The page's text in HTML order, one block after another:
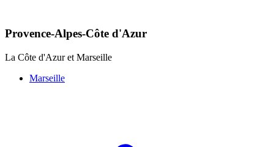
Provence-Alpes-Côte d'Azur
La Côte d'Azur et Marseille
Marseille